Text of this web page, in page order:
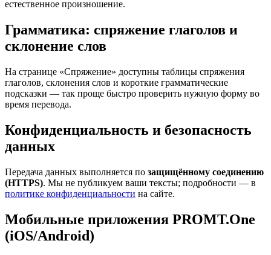
естественное произношение.
Грамматика: спряжение глаголов и
склонение слов
На странице «Спряжение» доступны таблицы спряжения
глаголов, склонения слов и короткие грамматические
подсказки — так проще быстро проверить нужную форму во
время перевода.
Конфиденциальность и безопасность
данных
Передача данных выполняется по защищённому соединению
(HTTPS). Мы не публикуем ваши тексты; подробности — в
политике конфиденциальности на сайте.
Мобильные приложения PROMT.One
(iOS/Android)